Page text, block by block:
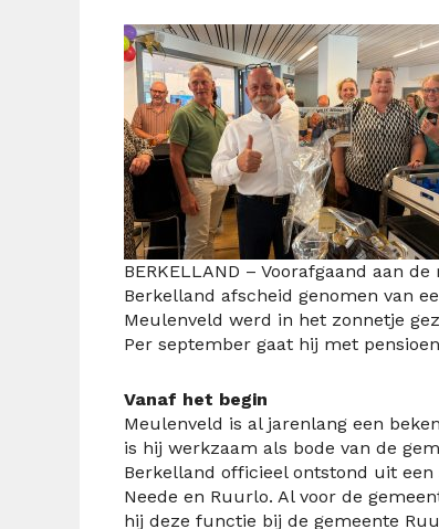
BERKELLAND – Voorafgaand aan
Berkelland afscheid genomen van
Meulenveld werd in het zonnetje
Per september gaat hij met
Vanaf het begin
Meulenveld is al jarenlang een
is hij werkzaam als bode van de
Berkelland officieel ontstond uit een
Neede en Ruurlo. Al voor de
hij deze functie bij de gemeente